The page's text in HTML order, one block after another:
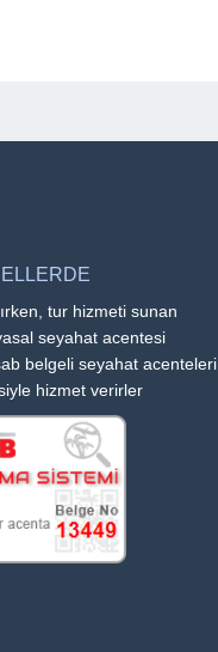
tur hizmeti sunan
seyahat acentesi
belgeli seyahat acenteleri
hizmet verirler